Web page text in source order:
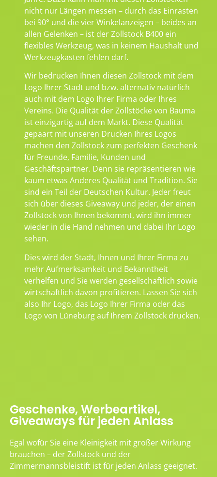
nicht nur Längen messen – durch das Einrasten
bei 90° und die vier Winkelanzeigen – beides an
allen Gelenken – ist der Zollstock B400 ein
flexibles Werkzeug, was in keinem Haushalt und
Werkzeugkasten fehlen darf.
Wir bedrucken Ihnen diesen Zollstock mit dem
Logo Ihrer Stadt und bzw. alternativ natürlich
auch mit dem Logo Ihrer Firma oder Ihres
Vereins. Die Qualität der Zollstöcke von Bauma
ist einzigartig auf dem Markt. Diese Qualität
gepaart mit unseren Drucken Ihres Logos
machen den Zollstock zum perfekten Geschenk
für Freunde, Familie, Kunden und
Geschäftspartner. Denn sie repräsentieren wie
kaum etwas Anderes Qualität und Tradition. Sie
sind ein Teil der Deutschen Kultur. Jeder freut
sich über dieses Giveaway und jeder, der einen
Zollstock von Ihnen bekommt, wird ihn immer
wieder in die Hand nehmen und dabei Ihr Logo
sehen.
Dies wird der Stadt, Ihnen und Ihrer Firma zu
mehr Aufmerksamkeit und Bekanntheit
verhelfen und Sie werden gesellschaftlich sowie
wirtschaftlich davon profitieren. Lassen Sie sich
also Ihr Logo, das Logo Ihrer Firma oder das
Logo von Lüneburg auf Ihrem Zollstock drucken.
Geschenke, Werbeartikel,
Giveaways für jeden Anlass
Egal wofür Sie eine Kleinigkeit mit großer Wirkung
brauchen – der Zollstock und der
Zimmermannsbleistift ist für jeden Anlass geeignet.